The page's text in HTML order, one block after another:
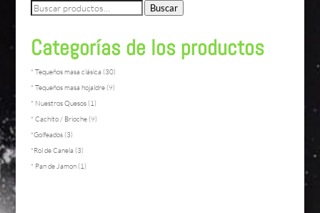
Buscar
por:
Buscar
Categorías de los productos
* Tequeños masa clásica (30)
* Tequeños masa hojaldre (9)
* Nuestros Quesos (1)
* Cachito / Brioche (9)
*Golfeados (3)
*Rol de Canela (3)
* Pan de Jamon (1)